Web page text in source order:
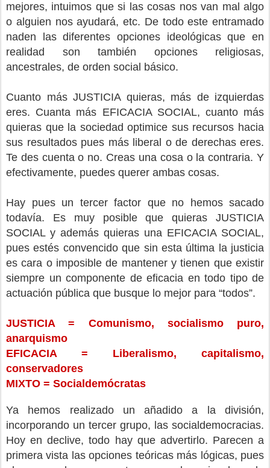
mejores, intuimos que si las cosas nos van mal algo
o alguien nos ayudará, etc. De todo este entramado
naden las diferentes opciones ideológicas que en
realidad son también opciones religiosas,
ancestrales, de orden social básico.
Cuanto más JUSTICIA quieras, más de izquierdas
eres. Cuanta más EFICACIA SOCIAL, cuanto más
quieras que la sociedad optimice sus recursos hacia
sus resultados pues más liberal o de derechas eres.
Te des cuenta o no. Creas una cosa o la contraria. Y
efectivamente, puedes querer ambas cosas.
Hay pues un tercer factor que no hemos sacado
todavía. Es muy posible que quieras JUSTICIA
SOCIAL y además quieras una EFICACIA SOCIAL,
pues estés convencido que sin esta última la justicia
es cara o imposible de mantener y tienen que existir
siempre un componente de eficacia en todo tipo de
actuación pública que busque lo mejor para “todos”.
JUSTICIA = Comunismo, socialismo puro,
anarquismo
EFICACIA = Liberalismo, capitalismo,
conservadores
MIXTO = Socialdemócratas
Ya hemos realizado un añadido a la división,
incorporando un tercer grupo, las socialdemocracias.
Hoy en declive, todo hay que advertirlo. Parecen a
primera vista las opciones teóricas más lógicas, pues